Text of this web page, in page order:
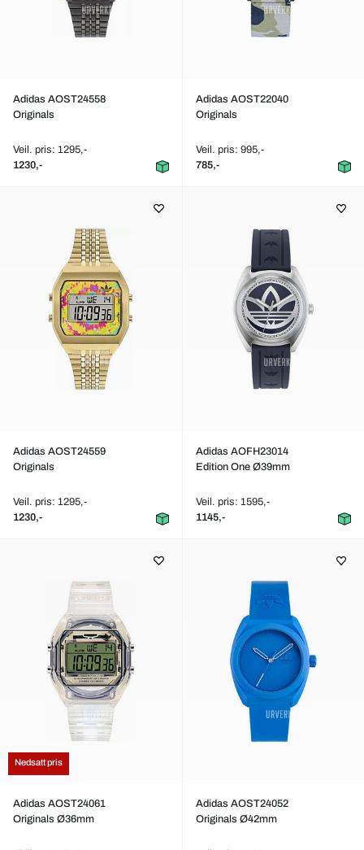
Adidas AOST24558
Originals
Veil. pris: 1295,-
1230,-
Adidas AOST22040
Originals
Veil. pris: 995,-
785,-
Adidas AOST24559
Originals
Veil. pris: 1295,-
1230,-
Adidas AOFH23014
Edition One Ø39mm
Veil. pris: 1595,-
1145,-
Nedsatt pris
Adidas AOST24061
Originals Ø36mm
Adidas AOST24052
Originals Ø42mm